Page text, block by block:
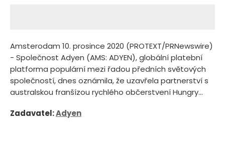
Amsterodam 10. prosince 2020 (PROTEXT/PRNewswire)
- Společnost Adyen (AMS: ADYEN), globální platební
platforma populární mezi řadou předních světových
společností, dnes oznámila, že uzavřela partnerství s
australskou franšízou rychlého občerstvení Hungry...
Zadavatel:Adyen